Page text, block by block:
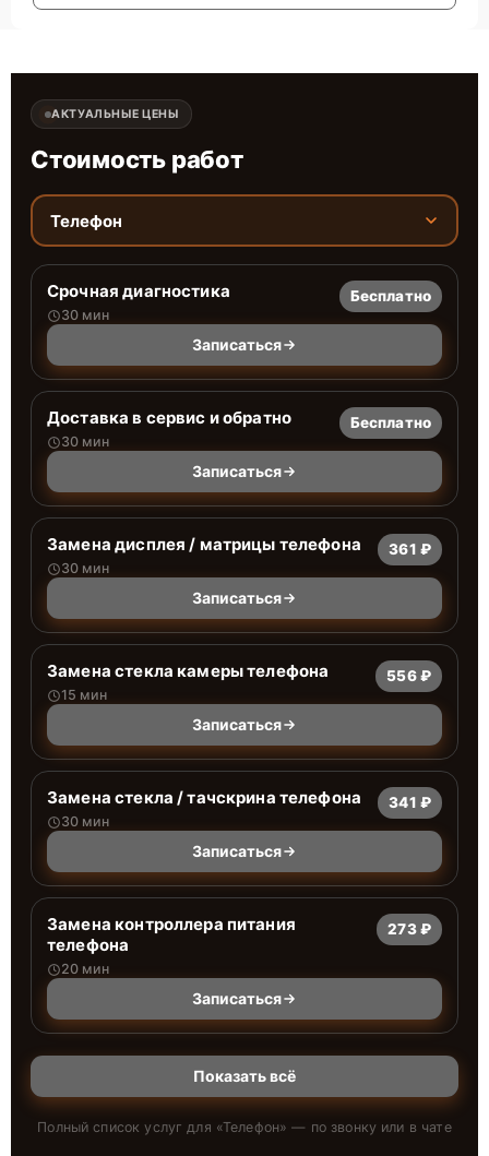
АКТУАЛЬНЫЕ ЦЕНЫ
Стоимость работ
Телефон
Срочная диагностика
30 мин
Бесплатно
Записаться
Доставка в сервис и обратно
30 мин
Бесплатно
Записаться
Замена дисплея / матрицы телефона
30 мин
361 ₽
Записаться
Замена стекла камеры телефона
15 мин
556 ₽
Записаться
Замена стекла / тачскрина телефона
30 мин
341 ₽
Записаться
Замена контроллера питания
телефона
20 мин
273 ₽
Записаться
Показать всё
Полный список услуг для «Телефон» — по звонку или в чате